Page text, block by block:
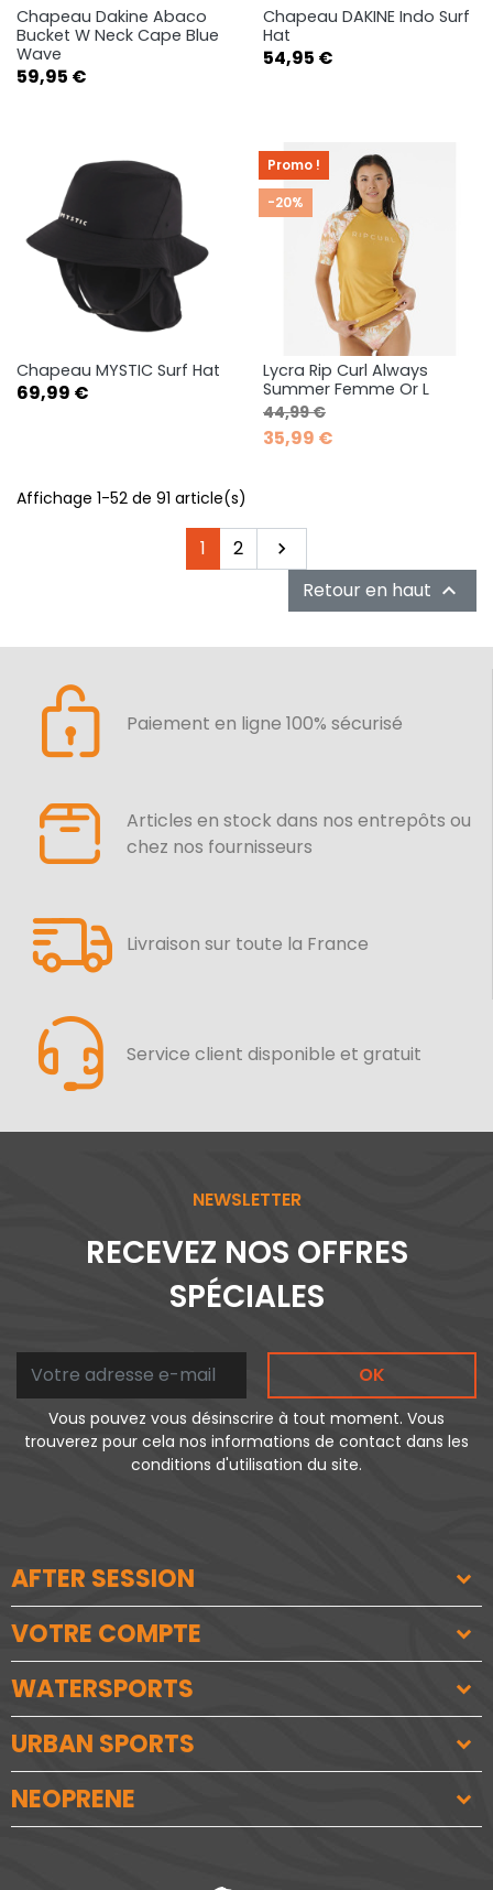
Chapeau Dakine Abaco
Bucket W Neck Cape Blue
Wave
Prix
59,95 €
Chapeau DAKINE Indo Surf
Hat
Prix
54,95 €
Chapeau MYSTIC Surf Hat
Prix
69,99 €
Lycra Rip Curl Always
Summer Femme Or L
Prix de base
44,99 €Prix
35,99 €
Promo !
-20%
Affichage 1-52 de 91 article(s)
1 2 Suivant

Retour en haut 
Paiement en ligne 100% sécurisé
Articles en stock dans nos entrepôts ou
chez nos fournisseurs
Livraison sur toute la France
Service client disponible et gratuit
NEWSLETTER
RECEVEZ NOS OFFRES
SPÉCIALES
OK
Vous pouvez vous désinscrire à tout moment. Vous
trouverez pour cela nos informations de contact dans les
conditions d'utilisation du site.
AFTER SESSION
VOTRE COMPTE
WATERSPORTS
URBAN SPORTS
NEOPRENE